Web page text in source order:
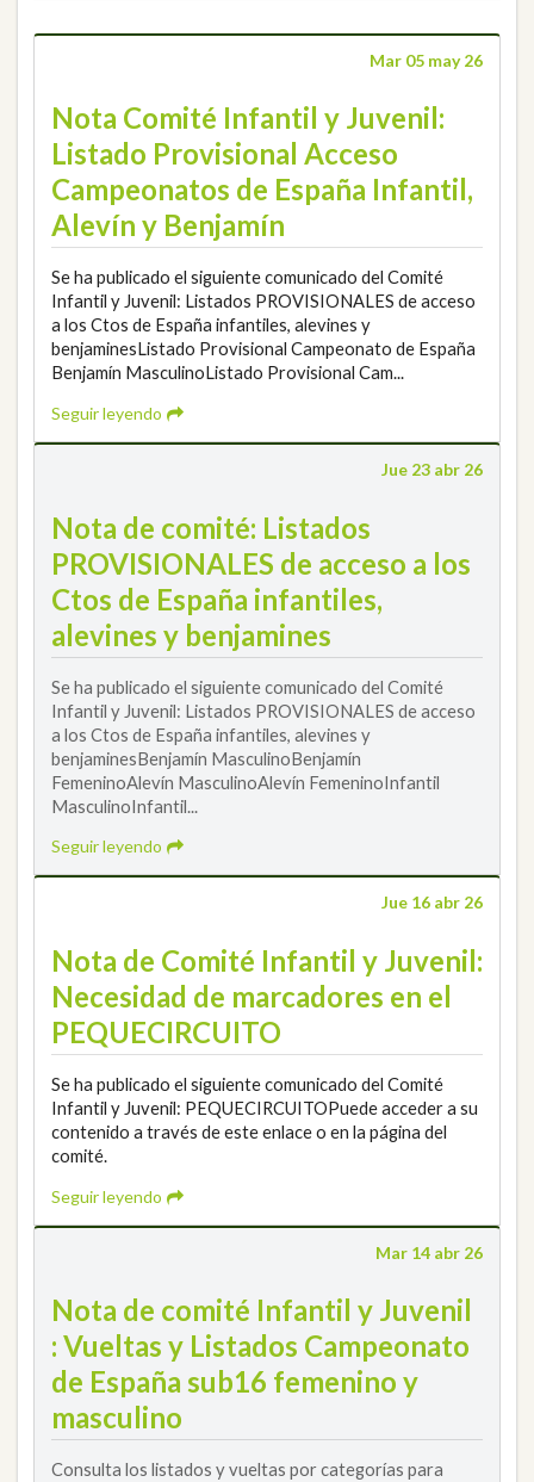
Mar 05 may 26
Nota Comité Infantil y Juvenil:
Listado Provisional Acceso
Campeonatos de España Infantil,
Alevín y Benjamín
Se ha publicado el siguiente comunicado del Comité
Infantil y Juvenil: Listados PROVISIONALES de acceso
a los Ctos de España infantiles, alevines y
benjaminesListado Provisional Campeonato de España
Benjamín MasculinoListado Provisional Cam...
Seguir leyendo
Jue 23 abr 26
Nota de comité: Listados
PROVISIONALES de acceso a los
Ctos de España infantiles,
alevines y benjamines
Se ha publicado el siguiente comunicado del Comité
Infantil y Juvenil: Listados PROVISIONALES de acceso
a los Ctos de España infantiles, alevines y
benjaminesBenjamín MasculinoBenjamín
FemeninoAlevín MasculinoAlevín FemeninoInfantil
MasculinoInfantil...
Seguir leyendo
Jue 16 abr 26
Nota de Comité Infantil y Juvenil:
Necesidad de marcadores en el
PEQUECIRCUITO
Se ha publicado el siguiente comunicado del Comité
Infantil y Juvenil: PEQUECIRCUITOPuede acceder a su
contenido a través de este enlace o en la página del
comité.
Seguir leyendo
Mar 14 abr 26
Nota de comité Infantil y Juvenil
: Vueltas y Listados Campeonato
de España sub16 femenino y
masculino
Consulta los listados y vueltas por categorías para